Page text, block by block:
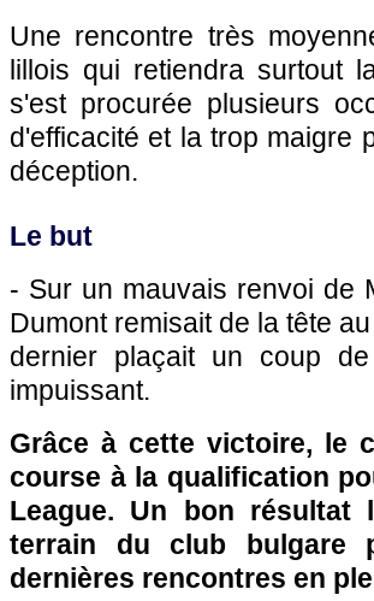
Une rencontre très
lillois qui retiendra surtout
s'est procurée plusieurs
d'efficacité et la trop maigre
déception.
Le but
- Sur un mauvais renvoi de
Dumont remisait de la tête
dernier plaçait un coup
impuissant.
Grâce à cette victoire, le
course à la qualification
League. Un bon
terrain du club bulgare
dernières rencontres en